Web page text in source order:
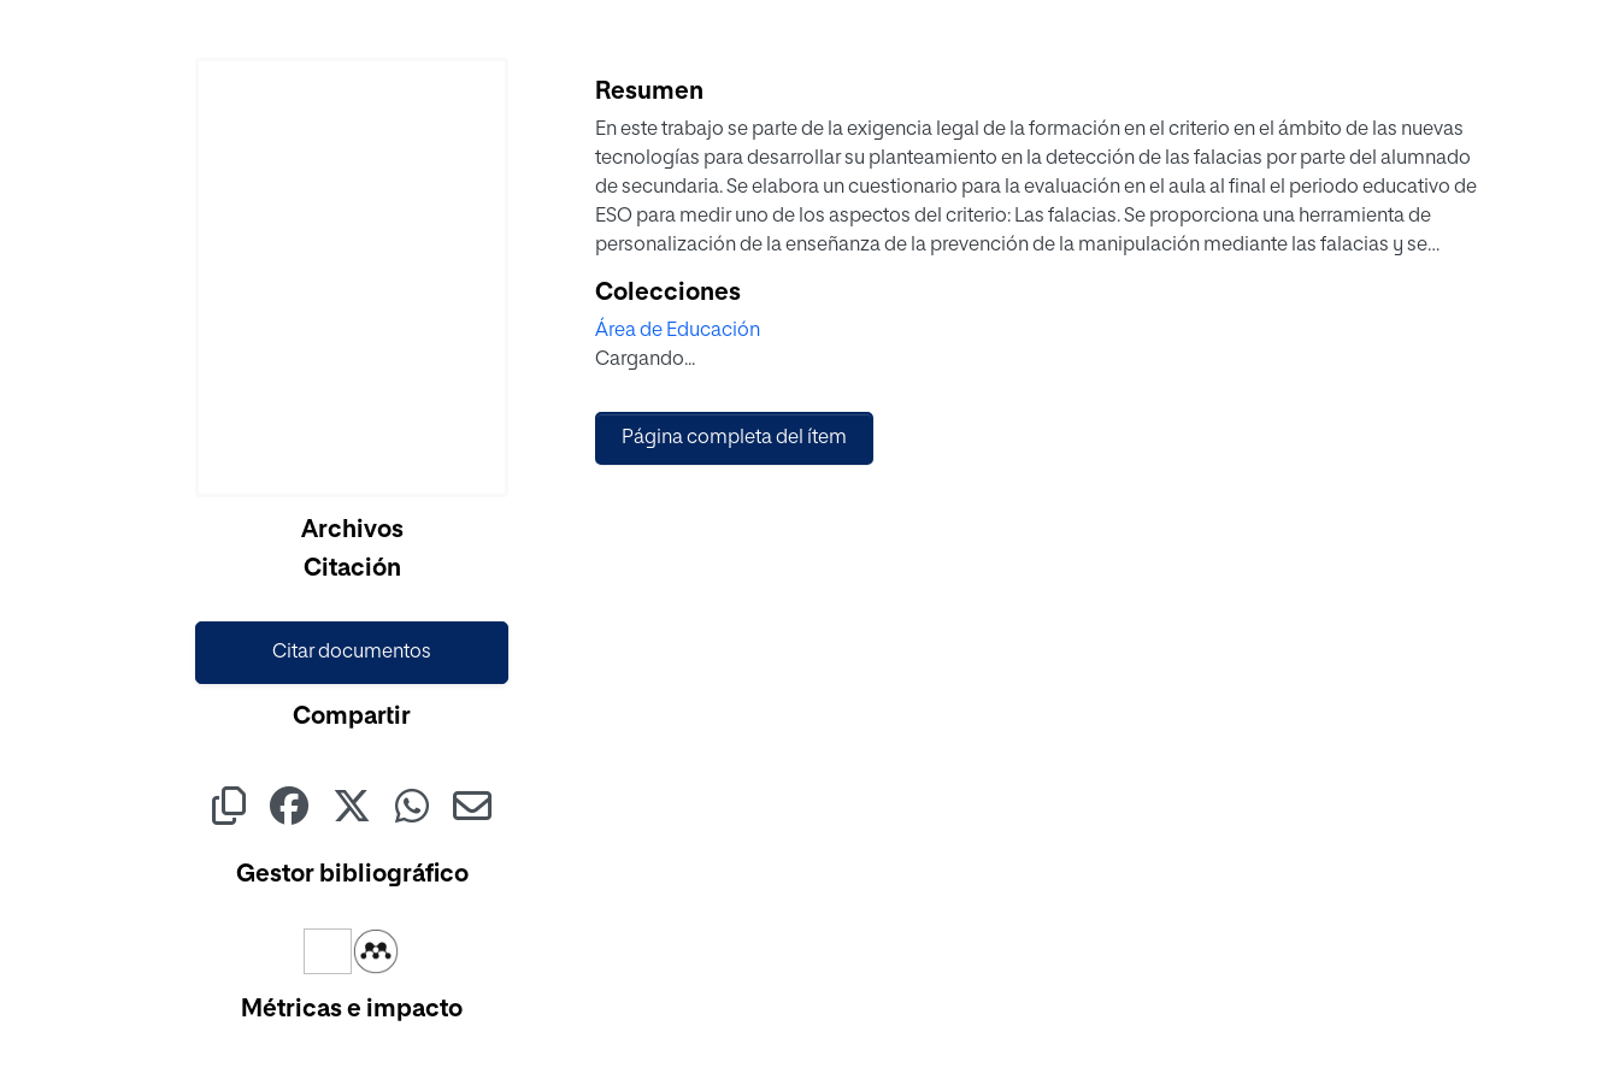
Archivos
Citación
Citar documentos
Compartir
Gestor bibliográfico
Métricas e impacto
Resumen
En este trabajo se parte de la exigencia legal de la formación en el criterio en el ámbito de las nuevas
tecnologías para desarrollar su planteamiento en la detección de las falacias por parte del alumnado
de secundaria. Se elabora un cuestionario para la evaluación en el aula al final el periodo educativo de
ESO para medir uno de los aspectos del criterio: Las falacias. Se proporciona una herramienta de
personalización de la enseñanza de la prevención de la manipulación mediante las falacias y se
Colecciones
Área de Educación
Cargando...
Página completa del ítem